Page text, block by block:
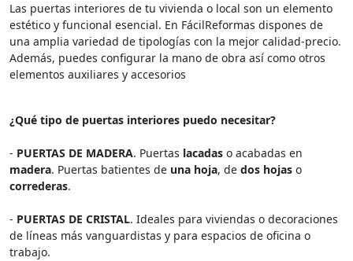
Las puertas interiores de tu vivienda o local son un elemento
estético y funcional esencial. En FácilReformas dispones de
una amplia variedad de tipologías con la mejor calidad-precio.
Además, puedes configurar la mano de obra así como otros
elementos auxiliares y accesorios
¿Qué tipo de puertas interiores puedo necesitar?
- PUERTAS DE MADERA. Puertas lacadas o acabadas en
madera. Puertas batientes de una hoja, de dos hojas o
correderas.
- PUERTAS DE CRISTAL. Ideales para viviendas o decoraciones
de líneas más vanguardistas y para espacios de oficina o
trabajo.